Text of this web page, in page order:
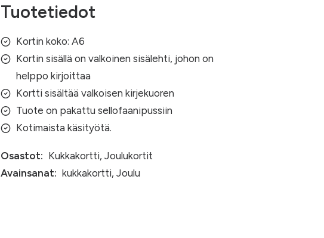
Tuotetiedot
Kortin koko: A6
Kortin sisällä on valkoinen sisälehti, johon on
helppo kirjoittaa
Kortti sisältää valkoisen kirjekuoren
Tuote on pakattu sellofaanipussiin
Kotimaista käsityötä.
Osastot: Kukkakortti, Joulukortit
Avainsanat: kukkakortti, Joulu